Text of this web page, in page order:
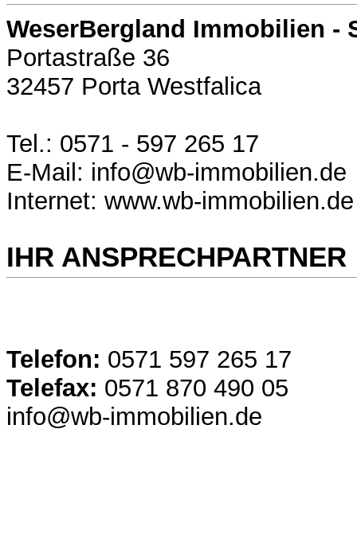
WeserBergland Immobilien -
Portastraße 36
32457 Porta Westfalica
Tel.: 0571 - 597 265 17
E-Mail: info@wb-immobilien.de
Internet: www.wb-immobilien.de
IHR ANSPRECHPARTNER
Telefon: 0571 597 265 17
Telefax: 0571 870 490 05
info@wb-immobilien.de